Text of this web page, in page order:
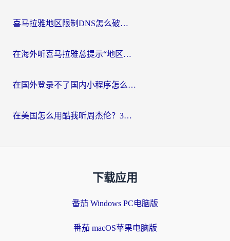
喜马拉雅地区限制DNS怎么破？海外党听国内音乐听书的终极解决方案
在海外听喜马拉雅总提示“地区限制”？3步轻松解除+听国内音乐全攻略
在国外登录不了国内小程序怎么办？选对回国加速器，轻松解锁国内资源
在美国怎么用酷我听周杰伦？3步搞定海外听歌难题
下载应用
番茄 Windows PC电脑版
番茄 macOS苹果电脑版